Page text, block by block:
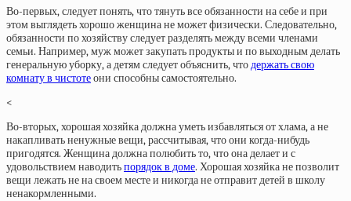
Во-первых, следует понять, что тянуть все обязанности на себе и при
этом выглядеть хорошо женщина не может физически. Следовательно,
обязанности по хозяйству следует разделять между всеми членами
семьи. Например, муж может закупать продукты и по выходным делать
генеральную уборку, а детям следует объяснить, чтодержать свою
комнату в чистотеони способны самостоятельно.
<
Во-вторых, хорошая хозяйка должна уметь избавляться от хлама, а не
накапливать ненужные вещи, рассчитывая, что они когда-нибудь
пригодятся. Женщина должна полюбить то, что она делает и с
удовольствием наводитьпорядок в доме. Хорошая хозяйка не позволит
вещи лежать не на своем месте и никогда не отправит детей в школу
ненакормленными.